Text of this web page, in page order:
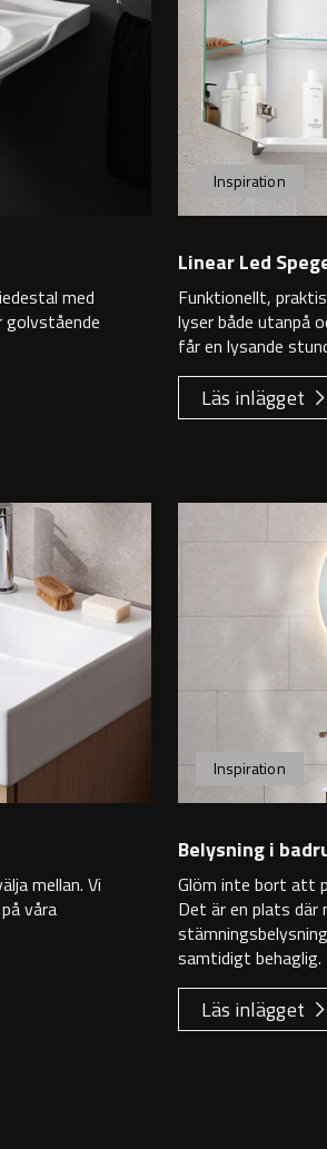
med
Inspiration
Linear Led
Funktionellt,
lyser både utanpå
får en lysande
Läs inlägget
mellan. Vi
våra
Inspiration
Belysning i
Glöm inte bort att
Det är en plats där
samtidigt behaglig.
Läs inlägget